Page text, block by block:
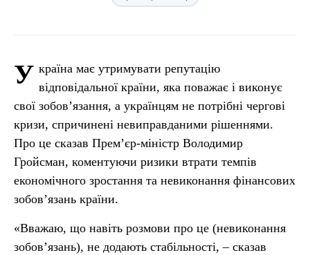
У країна має утримувати репутацію
відповідальної країни, яка поважає і виконує
свої зобов’язання, а українцям не потрібні чергові
кризи, спричинені невиправданими рішеннями.
Про це сказав Прем’єр-міністр Володимир
Гройсман, коментуючи ризики втрати темпів
економічного зростання та невиконання фінансових
зобов’язань країни.
«Вважаю, що навіть розмови про це (невиконання
зобов’язань), не додають стабільності, – сказав